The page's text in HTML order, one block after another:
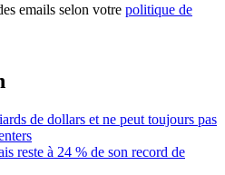
emails selon votre politique de
de dollars et ne peut toujours pas
reste à 24 % de son record de